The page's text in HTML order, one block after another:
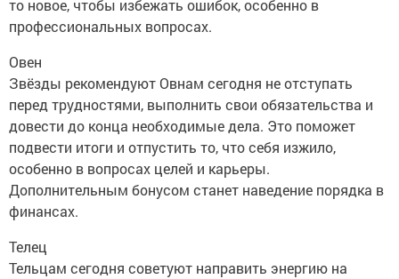
то новое, чтобы избежать ошибок, особенно в
профессиональных вопросах.
Овен
Звёзды рекомендуют Овнам сегодня не отступать
перед трудностями, выполнить свои обязательства и
довести до конца необходимые дела. Это поможет
подвести итоги и отпустить то, что себя изжило,
особенно в вопросах целей и карьеры.
Дополнительным бонусом станет наведение порядка в
финансах.
Телец
Тельцам сегодня советуют направить энергию на